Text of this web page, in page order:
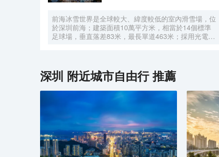
前海冰雪世界是全球較大、緯度較低的室內滑雪場，位
於深圳前海；建築面積10萬平方米，相當於14個標準
足球場，垂直落差83米，最長單道463米‌；採用光電發
深圳 附近城市自由行 推薦